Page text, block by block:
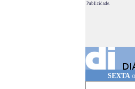
Publicidade.
SEXTAo